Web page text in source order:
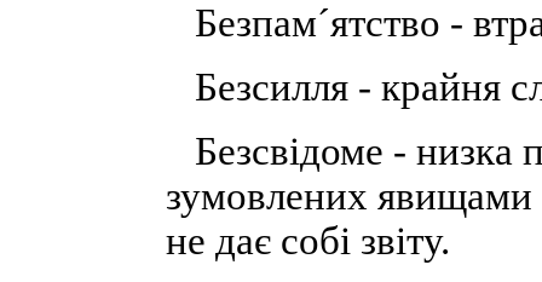
Безпам´ятство -
Безсилля - крайня
Безсвідоме - низка
зумовлених явищами
не дає собі звіту.